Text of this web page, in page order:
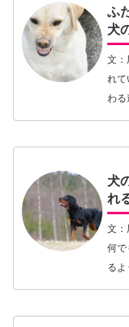
ふ
犬
文：
れて
わる
格の
犬
れ
文：
何で
る
をと